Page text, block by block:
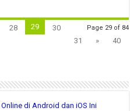
Page 29 of 84
28 29
30
31
»
40
di Android dan iOS Ini